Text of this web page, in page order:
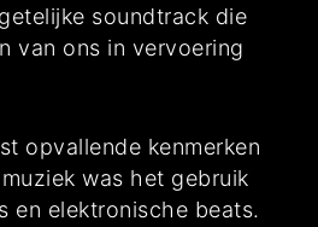
soundtrack die
van ons in vervoering
opvallende kenmerken
was het gebruik
en elektronische beats.